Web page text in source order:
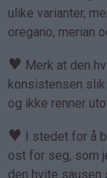
ulike varianter,
oregano, merian
♥ Merk at den
konsistensen
og ikke renner
♥ I stedet for å
ost for seg, som
den hvite sausen